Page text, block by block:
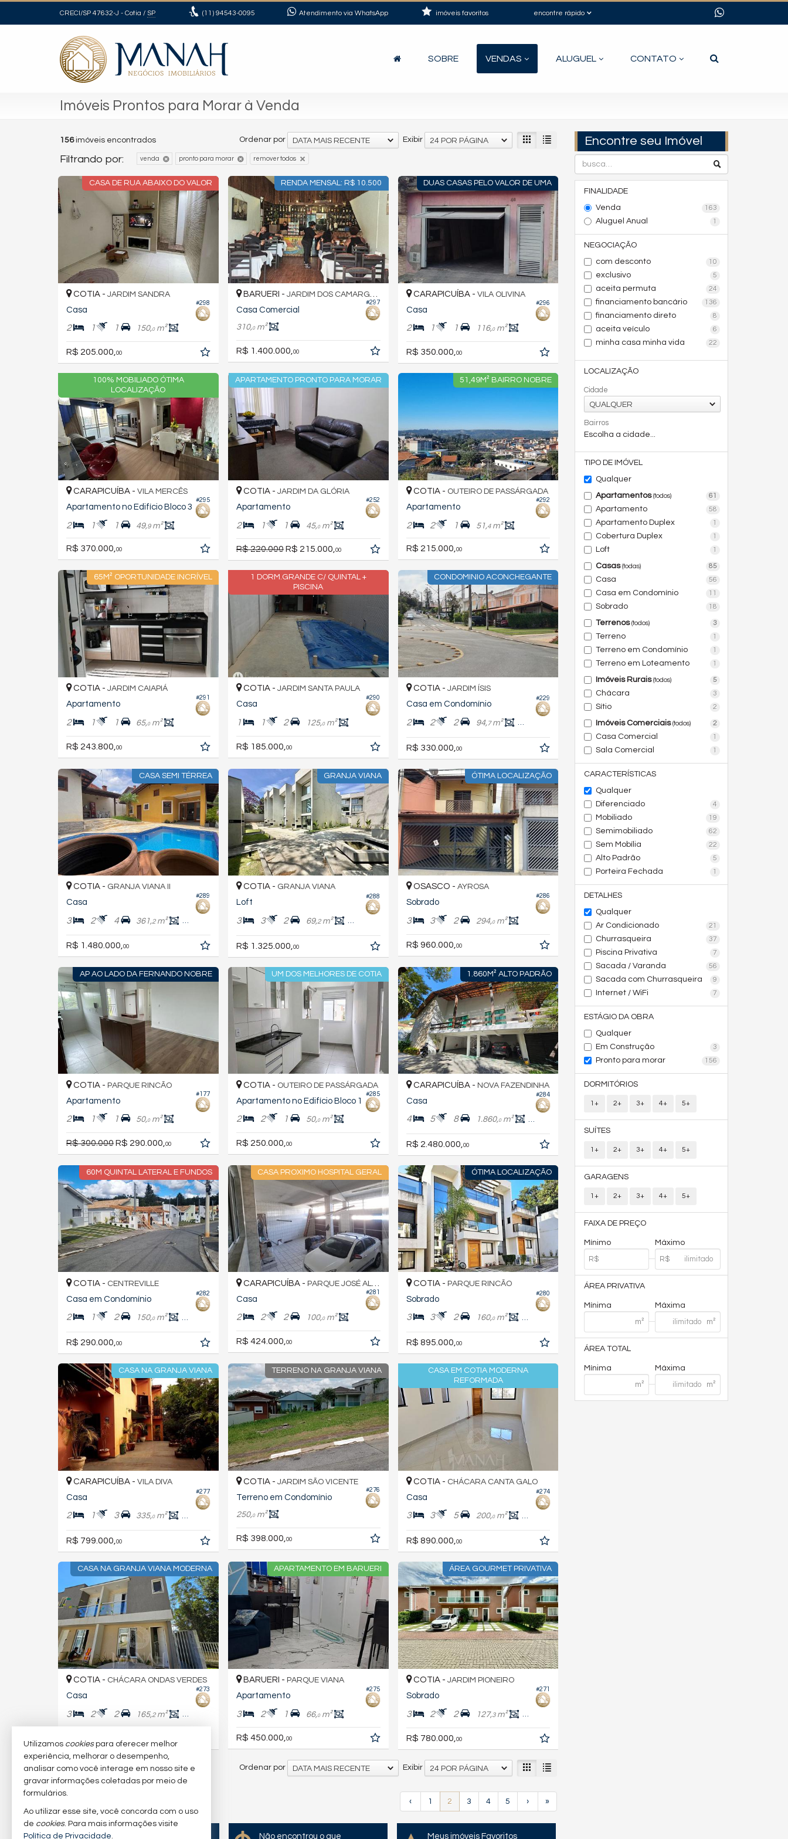
CRECI/SP 47632-J - Cotia / SP (11)94543-0095 Atendimento via WhatsApp encontre rápido
imóveis favoritos
SOBRE VENDAS ALUGUEL CONTATO
Imóveis Prontos para Morar à Venda
Encontre seu Imóvel
FINALIDADE
Venda
163
Aluguel Anual 1
NEGOCIAÇÃO
com desconto
10
exclusivo 5
aceita permuta 24
financiamento bancário 136
financiamento direto 8
aceita veículo 6
minha casa minha vida 22
LOCALIZAÇÃO
Cidade
QUALQUER
Bairros
Escolha a cidade...
TIPO DE IMÓVEL
Qualquer
Apartamentos(todos) 61
Apartamento 58
Apartamento Duplex 1
Cobertura Duplex 1
Loft 1
Casas(todas) 85
Casa 56
Casa em Condomínio 11
Sobrado 18
Terrenos(todos) 3
Terreno 1
Terreno em Condomínio 1
Terreno em Loteamento 1
Imóveis Rurais(todos) 5
Chácara 3
Sítio 2
Imóveis Comerciais(todos) 2
Casa Comercial 1
Sala Comercial 1
CARACTERÍSTICAS
Qualquer
Diferenciado
4
Mobiliado 19
Semimobiliado 62
Sem Mobília 22
Alto Padrão 5
Porteira Fechada 1
DETALHES
Qualquer
Ar Condicionado
21
Churrasqueira 37
Piscina Privativa 7
Sacada / Varanda 56
Sacada com Churrasqueira 9
Internet / WiFi 7
ESTÁGIO DA OBRA
Qualquer
Em Construção
3
Pronto para morar 156
DORMITÓRIOS
1+ 2+ 3+ 4+ 5+
SUÍTES
1+ 2+ 3+ 4+ 5+
GARAGENS
1+ 2+ 3+ 4+ 5+
FAIXA DE PREÇO
Mínimo Máximo
ÁREA PRIVATIVA
Mínima Máxima
ÁREA TOTAL
Mínima Máxima
156imóveis encontrados Exibir 24 POR PÁGINA
Ordenar por DATA MAIS RECENTE
Filtrando por: venda pronto para morar remover todos
CASA DE RUA ABAIXO DO VALOR
#298
COTIA - JARDIM SANDRA
Casa
2 1 1 150,0m²
R$ 205.000, 00
RENDA MENSAL: R$ 10.500
#297
BARUERI - JARDIM DOS CAMARGOS
Casa Comercial
310,0m²
R$ 1.400.000, 00
DUAS CASAS PELO VALOR DE UMA
#296
CARAPICUÍBA - VILA OLIVINA
Casa
2 1 1 116,0m²
R$ 350.000, 00
100% MOBILIADO ÓTIMA
LOCALIZAÇÃO
#295
CARAPICUÍBA - VILA MERCÊS
Apartamento no Edifício Bloco 3
2 1 1 49,9m²
R$ 370.000,00
APARTAMENTO PRONTO PARA MORAR
#252
COTIA - JARDIM DA GLÓRIA
Apartamento
2 1 1 45,0m²
R$ 220.000R$ 215.000,00
51,49M² BAIRRO NOBRE
#292
COTIA - OUTEIRO DE PASSÁRGADA
Apartamento
2 2 1 51,4m²
R$ 215.000,00
65M² OPORTUNIDADE INCRÍVEL
#291
COTIA - JARDIM CAIAPIÁ
Apartamento
2 1 1 65,0m²
R$ 243.800, 00
1 DORM.GRANDE C/ QUINTAL +
PISCINA
#290
COTIA - JARDIM SANTA PAULA
Casa
1 1 2 125,0m²
R$ 185.000, 00
CONDOMINIO ACONCHEGANTE
#229
COTIA - JARDIM ÍSIS
Casa em Condomínio
2 2 2 94,7m² 50,
R$ 330.000, 00
CASA SEMI TÉRREA
#289
COTIA - GRANJA VIANA II
Casa
3 2 4 361,2m² 219,
R$ 1.480.000, 00
GRANJA VIANA
#288
COTIA - GRANJA VIANA
Loft
3 3 2 69,2m² 169,
R$ 1.325.000, 00
ÓTIMA LOCALIZAÇÃO
#286
OSASCO - AYROSA
Sobrado
3 3 2 294,0m²
R$ 960.000, 00
AP AO LADO DA FERNANDO NOBRE
#177
COTIA - PARQUE RINCÃO
Apartamento
2 1 1 50,0m²
R$ 300.000R$ 290.000, 00
UM DOS MELHORES DE COTIA
#285
COTIA - OUTEIRO DE PASSÁRGADA
Apartamento no Edifício Bloco 1
2 2 1 50,0m²
R$ 250.000, 00
1.860M² ALTO PADRÃO
#284
CARAPICUÍBA - NOVA FAZENDINHA
Casa
4 5 8 1.860,0m² 449,
R$ 2.480.000, 00
60M QUINTAL LATERAL E FUNDOS
#282
COTIA - CENTREVILLE
Casa em Condomínio
2 1 2 150,0m² 60,
R$ 290.000, 00
CASA PROXIMO HOSPITAL GERAL
#281
CARAPICUÍBA - PARQUE JOSÉ ALEX ANDRÉ
Casa
2 2 2 100,0m²
R$ 424.000, 00
ÓTIMA LOCALIZAÇÃO
#280
COTIA - PARQUE RINCÃO
Sobrado
3 3 2 160,0m² 150,
R$ 895.000, 00
CASA NA GRANJA VIANA
#277
CARAPICUÍBA - VILA DIVA
Casa
2 1 3 335,0m² 292,
R$ 799.000,00
TERRENO NA GRANJA VIANA
#276
COTIA - JARDIM SÃO VICENTE
Terreno em Condomínio
250,0m²
R$ 398.000,00
CASA EM COTIA MODERNA
REFORMADA
#274
COTIA - CHÁCARA CANTA GALO
Casa
3 3 5 200,0m² 130,
R$ 890.000,00
CASA NA GRANJA VIANA MODERNA
#273
COTIA - CHÁCARA ONDAS VERDES
Casa
3 2 2 165,2m² 105,
R$ 700.000, 00
APARTAMENTO EM BARUERI
#275
BARUERI - PARQUE VIANA
Apartamento
3 2 1 66,0m²
R$ 450.000,00
ÁREA GOURMET PRIVATIVA
#271
COTIA - JARDIM PIONEIRO
Sobrado
3 2 2 127,3m² 96,
R$ 780.000,00
156imóveis encontrados Exibir 24 POR PÁGINA
Ordenar por DATA MAIS RECENTE
‹ 1 2 3 4 5 › »
Quer vender seu imóvel? Não encontrou o que Meus imóveis Favoritos
Utilizamos cookiespara oferecer melhor
experiência, melhorar o desempenho,
analisar como você interage em nosso site e
gravar informações coletadas por meio de
formulários.
Ao utilizar esse site, você concorda com o uso
de cookies. Para mais informações visite
Política de Privacidade.